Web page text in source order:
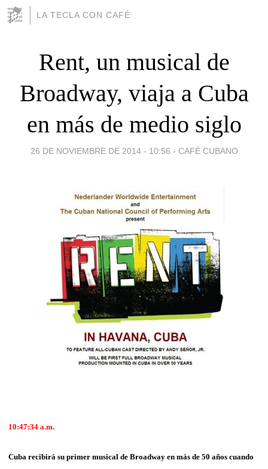
LA TECLA CON CAFÉ
Rent, un musical de
Broadway, viaja a Cuba
en más de medio siglo
26 DE NOVIEMBRE DE 2014 - 10:56 - CAFÉ CUBANO
10:47:34 a.m.
Cuba recibirá su primer musical de Broadway en más de 50 años cuando